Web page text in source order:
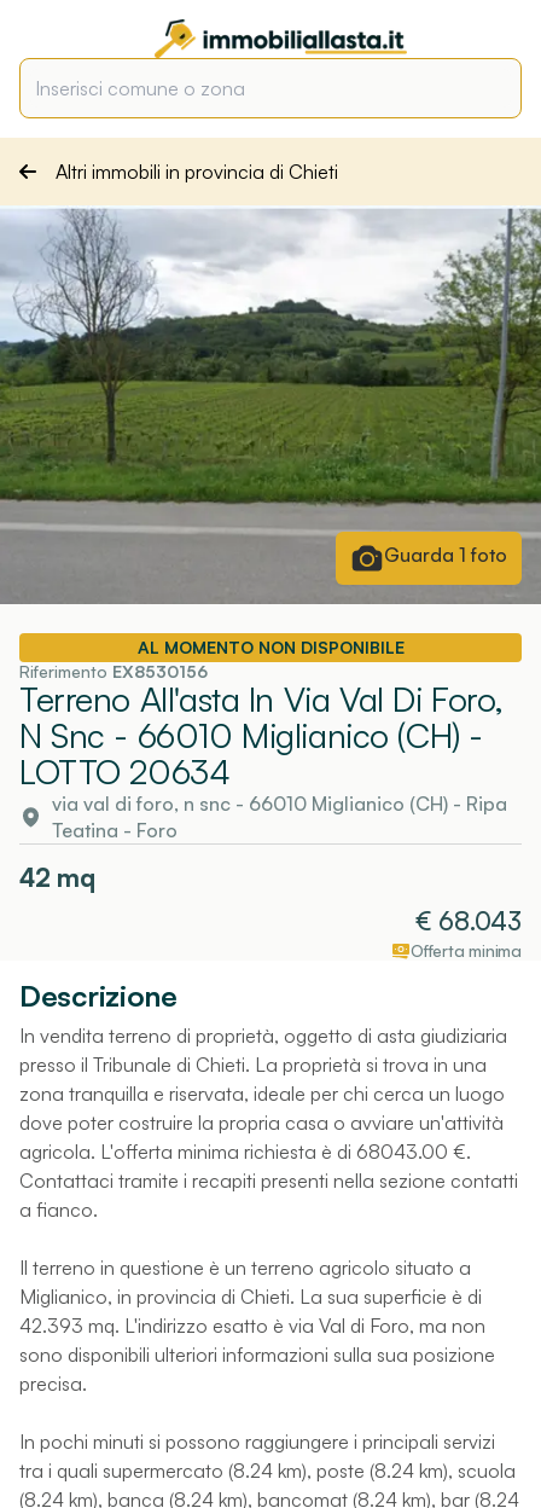
Altri immobili in provincia di Chieti
Guarda 1 foto
AL MOMENTO NON DISPONIBILE
Riferimento EX8530156
Terreno All'asta In Via Val Di Foro,
N Snc - 66010 Miglianico (CH) -
LOTTO 20634
via val di foro, n snc - 66010 Miglianico (CH) - Ripa
Teatina - Foro
42 mq
€ 68.043
Offerta minima
Descrizione
In vendita terreno di proprietà, oggetto di asta giudiziaria
presso il Tribunale di Chieti. La proprietà si trova in una
zona tranquilla e riservata, ideale per chi cerca un luogo
dove poter costruire la propria casa o avviare un'attività
agricola. L'offerta minima richiesta è di 68043.00 €.
Contattaci tramite i recapiti presenti nella sezione contatti
a fianco.
Il terreno in questione è un terreno agricolo situato a
Miglianico, in provincia di Chieti. La sua superficie è di
42.393 mq. L'indirizzo esatto è via Val di Foro, ma non
sono disponibili ulteriori informazioni sulla sua posizione
precisa.
In pochi minuti si possono raggiungere i principali servizi
tra i quali supermercato (8.24 km), poste (8.24 km), scuola
(8.24 km), banca (8.24 km), bancomat (8.24 km), bar (8.24